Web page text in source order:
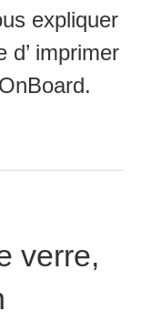
expliquer
d’ imprimer
.
verre,